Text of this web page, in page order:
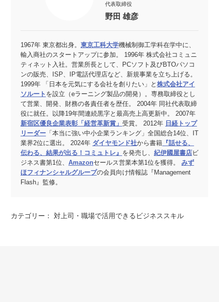
代表取締役
野田 雄彦
1967年 東京都出身。 東京工科大学機械制御工学科在学中に、
輸入商社のスタートアップに参加。 1996年 株式会社コミュニ
ティネット入社。営業所長として、PCソフト及びBTOパソコ
ンの販売、ISP、IP電話代理店など、新規事業を立ち上げる。
1999年 「日本を元気にする会社を創りたい」と 株式会社アイ
ソルート を設立（eラーニング製品の開発）。専務取締役とし
て営業、開発、財務の各責任者を歴任。 2004年 同社代表取締
役に就任。以降19年間連続黒字と最高売上高更新中。 2007年
新宿区優良企業表彰「経営革新賞」 受賞。 2012年 日経トップ
リーダー「本当に強い中小企業ランキング」全国総合14位、IT
業界2位に選出。 2024年 ダイヤモンド社から書籍『話せる、
伝わる、結果が出る！コミュトレ』 を発売し、 紀伊國屋書店ビ
ジネス書第1位、 Amazonセールス営業本第1位を獲得。 みず
ほフィナンシャルグループの会員向け情報誌『Management
Flash』監修。
カテゴリー： 対上司・職場で活用できるビジネススキル